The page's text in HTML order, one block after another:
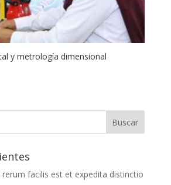
y metrología dimensional
facilis est et expedita distinctio